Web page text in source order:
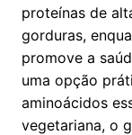
proteínas de
gorduras,
promove a
uma opção
aminoácidos
vegetariana, o